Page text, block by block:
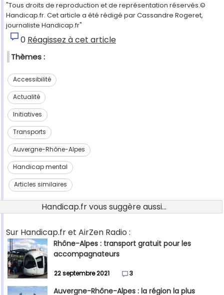
"Tous droits de reproduction et de représentation réservés.©
Handicap.fr. Cet article a été rédigé par Cassandre Rogeret,
journaliste Handicap.fr"
0 Réagissez à cet article
Thèmes :
Accessibilité
Actualité
Initiatives
Transports
Auvergne-Rhône-Alpes
Handicap mental
Articles similaires
Handicap.fr vous suggère aussi...
Sur Handicap.fr et AirZen Radio :
Rhône-Alpes : transport gratuit pour les
accompagnateurs
22 septembre 2021 3
Auvergne-Rhône-Alpes : la région la plus